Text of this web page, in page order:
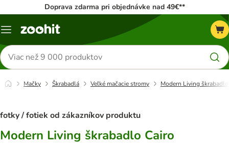
Doprava zdarma pri objednávke nad 49€**
Kategórie
Hľadať
produkty
Mačky Škrabadlá Veľké mačacie stromy Modern Living
fotky / fotiek od zákazníkov produktu
Modern Living škrabadlo Cairo